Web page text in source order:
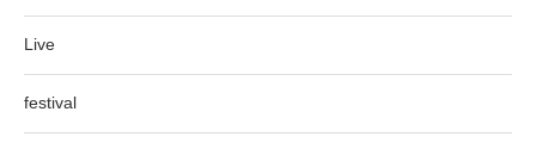
Live
festival